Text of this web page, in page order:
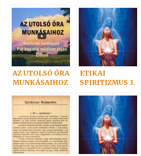
szeretet:
áldozat
AZ UTOLSÓ ÓRA
MUNKÁSAIHOZ
ETIKAI
SPIRITIZMUS 3.
alázatosságról